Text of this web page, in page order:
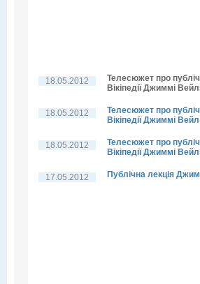
18.05.2012
Телесюжет про
Вікіпедії Джиммі
18.05.2012
Телесюжет про
Вікіпедії Джиммі
18.05.2012
Телесюжет про
Вікіпедії Джиммі
17.05.2012 Публічна лекція